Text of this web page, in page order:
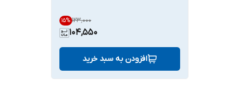
۱۲۳٬۰۰۰ 15%
104,550
افزودن به سبد خرید